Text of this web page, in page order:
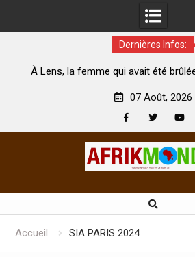
Dernières Infos:
qui avait été brûlée avec son bébé par
07 Août, 2026
Accueil SIA PARIS 2024